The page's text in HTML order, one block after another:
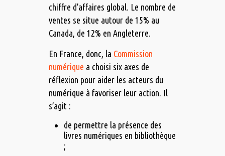
chiffre d’affaires global. Le nombre de
ventes se situe autour de 15% au
Canada, de 12% en Angleterre.
En France, donc, la Commission
numérique a choisi six axes de
réflexion pour aider les acteurs du
numérique à favoriser leur action. Il
s’agit :
de permettre la présence des
livres numériques en bibliothèque
;